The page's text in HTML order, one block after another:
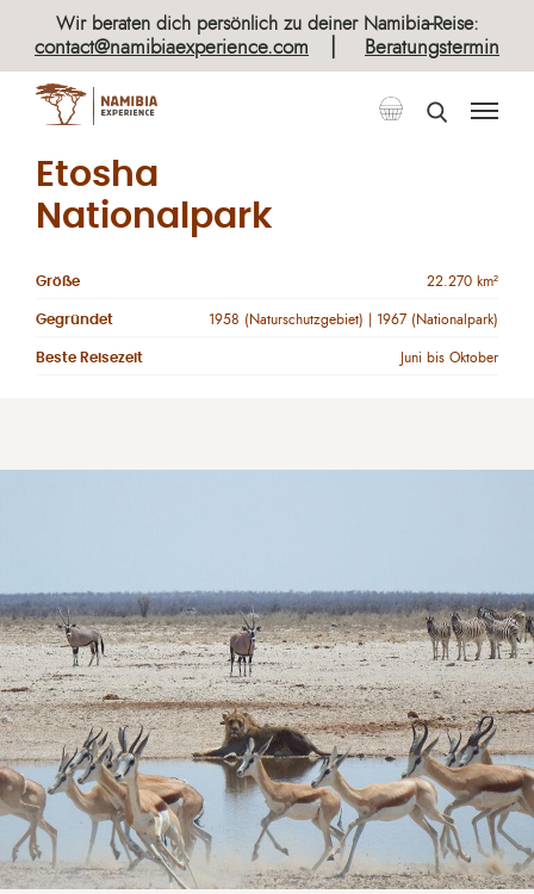
Wir beraten dich persönlich zu deiner Namibia-Reise:
contact@namibiaexperience.com Beratungstermin
Etosha
Nationalpark
Größe 22.270 km²
Gegründet 1958 (Naturschutzgebiet) | 1967 (Nationalpark)
Beste Reisezeit Juni bis Oktober